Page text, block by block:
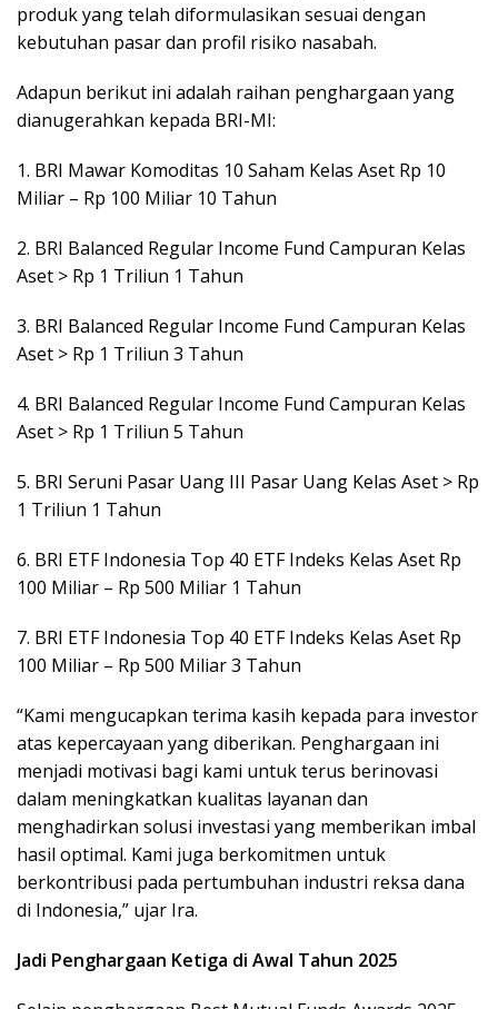
produk yang telah diformulasikan sesuai dengan
kebutuhan pasar dan profil risiko nasabah.
Adapun berikut ini adalah raihan penghargaan yang
dianugerahkan kepada BRI-MI:
1. BRI Mawar Komoditas 10 Saham Kelas Aset Rp 10
Miliar – Rp 100 Miliar 10 Tahun
2. BRI Balanced Regular Income Fund Campuran Kelas
Aset > Rp 1 Triliun 1 Tahun
3. BRI Balanced Regular Income Fund Campuran Kelas
Aset > Rp 1 Triliun 3 Tahun
4. BRI Balanced Regular Income Fund Campuran Kelas
Aset > Rp 1 Triliun 5 Tahun
5. BRI Seruni Pasar Uang III Pasar Uang Kelas Aset > Rp
1 Triliun 1 Tahun
6. BRI ETF Indonesia Top 40 ETF Indeks Kelas Aset Rp
100 Miliar – Rp 500 Miliar 1 Tahun
7. BRI ETF Indonesia Top 40 ETF Indeks Kelas Aset Rp
100 Miliar – Rp 500 Miliar 3 Tahun
“Kami mengucapkan terima kasih kepada para investor
atas kepercayaan yang diberikan. Penghargaan ini
menjadi motivasi bagi kami untuk terus berinovasi
dalam meningkatkan kualitas layanan dan
menghadirkan solusi investasi yang memberikan imbal
hasil optimal. Kami juga berkomitmen untuk
berkontribusi pada pertumbuhan industri reksa dana
di Indonesia,” ujar Ira.
Jadi Penghargaan Ketiga di Awal Tahun 2025